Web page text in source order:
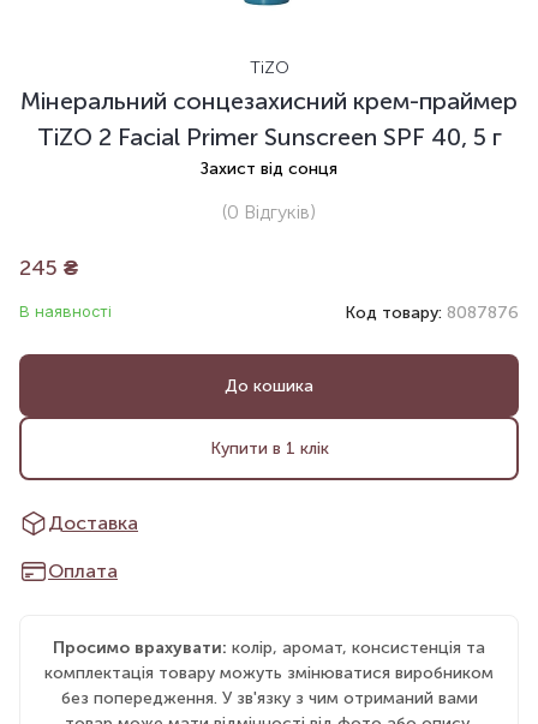
TiZO
Мінеральний сонцезахисний крем-праймер
TiZO 2 Facial Primer Sunscreen SPF 40, 5 г
Захист від сонця
(0 Відгуків)
245 ₴
В наявності Код товару: 8087876
До кошика
Купити в 1 клік
Доставка
Оплата
Просимо врахувати: колір, аромат, консистенція та
комплектація товару можуть змінюватися виробником
без попередження. У зв'язку з чим отриманий вами